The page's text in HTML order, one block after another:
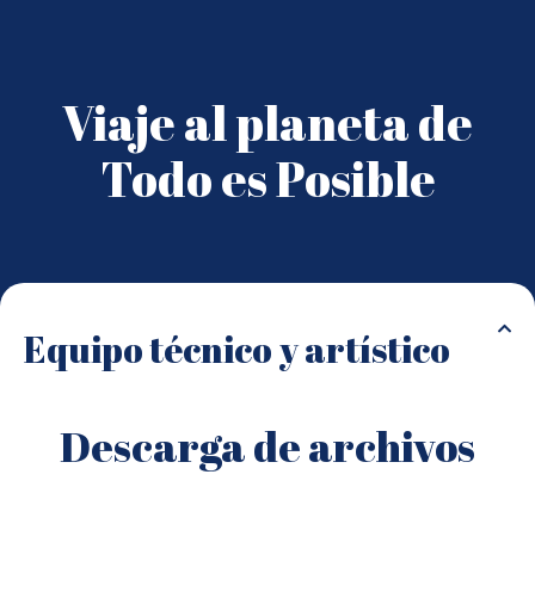
Viaje al planeta de
Todo es Posible
Equipo técnico y artístico
Descarga de archivos